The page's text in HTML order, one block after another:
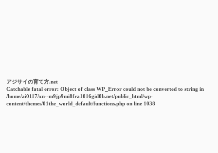
アジサイの育て方.net
Catchable fatal error: Object of class WP_Error could not be converted to string in
/home/ai0117/xn--m9jp9mi8fra1016gid0b.net/public_html/wp-
content/themes/01the_world_default/functions.php on line 1038